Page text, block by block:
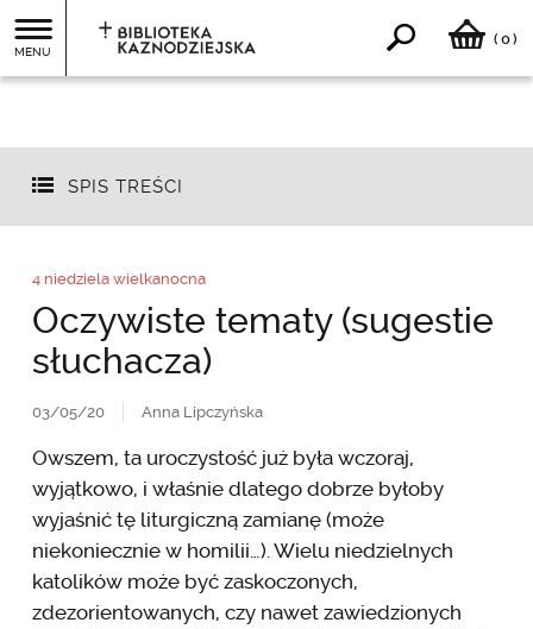
MENU
( 0)
SPIS TREŚCI
4 niedziela wielkanocna
Oczywiste tematy (sugestie
słuchacza)
03/05/20 Anna Lipczyńska
Owszem, ta uroczystość już była wczoraj,
wyjątkowo, i właśnie dlatego dobrze byłoby
wyjaśnić tę liturgiczną zamianę (może
niekoniecznie w homilii…). Wielu niedzielnych
katolików może być zaskoczonych,
zdezorientowanych, czy nawet zawiedzionych